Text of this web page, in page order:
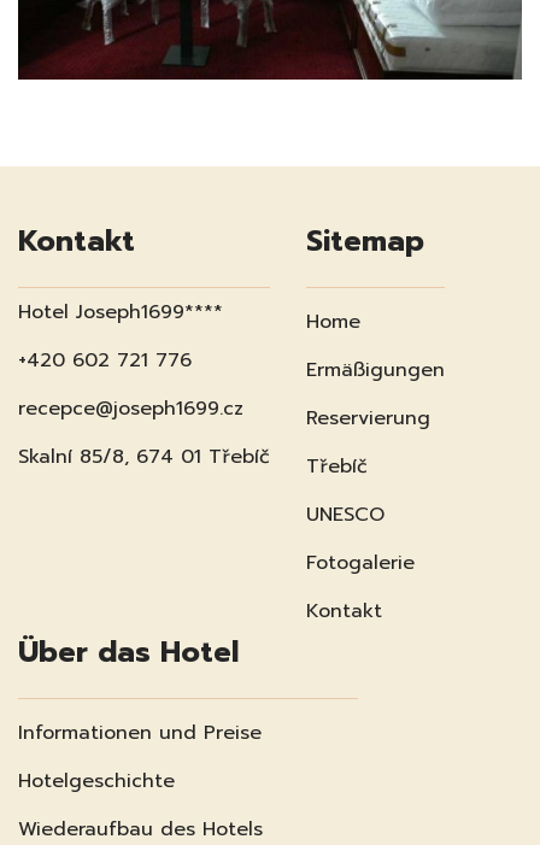
Kontakt
Hotel Joseph1699****
+420 602 721 776
recepce@joseph1699.cz
Skalní 85/8, 674 01 Třebíč
Sitemap
Home
Ermäßigungen
Reservierung
Třebíč
UNESCO
Fotogalerie
Kontakt
Über das Hotel
Informationen und Preise
Hotelgeschichte
Wiederaufbau des Hotels